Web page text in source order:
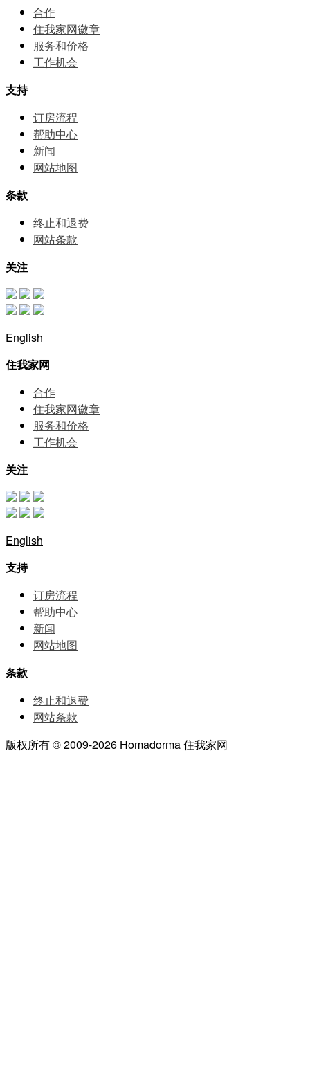
合作
住我家网徽章
服务和价格
⼯作机会
支持
订房流程
帮助中⼼
新闻
网站地图
条款
终止和退费
网站条款
关注
English
住我家网
合作
住我家网徽章
服务和价格
⼯作机会
关注
English
支持
订房流程
帮助中⼼
新闻
网站地图
条款
终止和退费
网站条款
版权所有 © 2009-2026 Homadorma 住我家网